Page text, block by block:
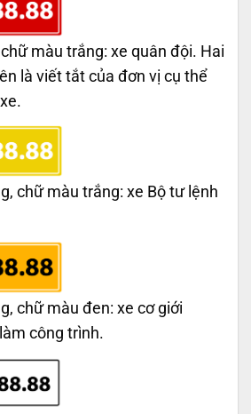
màu trắng: xe quân đội. Hai
là viết tắt của đơn vị cụ thể
chữ màu trắng: xe Bộ tư lệnh
chữ màu đen: xe cơ giới
công trình.